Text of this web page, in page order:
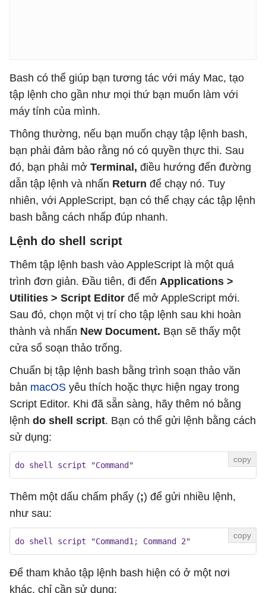
Bash có thể giúp bạn tương tác với máy Mac, tạo
tập lệnh cho gần như mọi thứ bạn muốn làm với
máy tính của mình.
Thông thường, nếu bạn muốn chạy tập lệnh bash,
bạn phải đảm bảo rằng nó có quyền thực thi. Sau
đó, bạn phải mở Terminal, điều hướng đến đường
dẫn tập lệnh và nhấn Return để chạy nó. Tuy
nhiên, với AppleScript, bạn có thể chạy các tập lệnh
bash bằng cách nhấp đúp nhanh.
Lệnh do shell script
Thêm tập lệnh bash vào AppleScript là một quá
trình đơn giản. Đầu tiên, đi đến Applications >
Utilities > Script Editor để mở AppleScript mới.
Sau đó, chọn một vị trí cho tập lệnh sau khi hoàn
thành và nhấn New Document. Bạn sẽ thấy một
cửa sổ soạn thảo trống.
Chuẩn bị tập lệnh bash bằng trình soạn thảo văn
bản macOS yêu thích hoặc thực hiện ngay trong
Script Editor. Khi đã sẵn sàng, hãy thêm nó bằng
lệnh do shell script. Bạn có thể gửi lệnh bằng cách
sử dụng:
do shell script "Command"
Thêm một dấu chấm phẩy (;) để gửi nhiều lệnh,
như sau:
do shell script "Command1; Command 2"
Để tham khảo tập lệnh bash hiện có ở một nơi
khác, chỉ cần sử dụng: